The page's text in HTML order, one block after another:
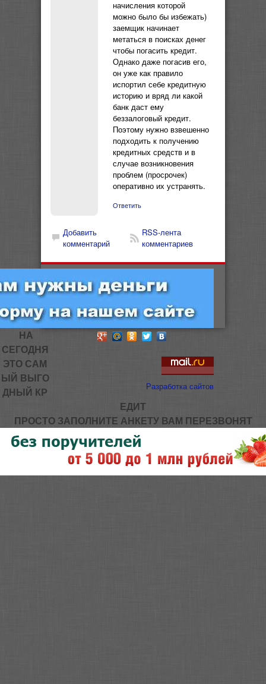
начисления которой
можно было бы избежать)
заемщик начинает
метаться в поисках денег
чтобы погасить кредит.
Однако даже погасив его,
он уже как правило
испортил себе кредитную
историю и вряд ли какой
банк даст ему
беззалоговый кредит.
Поэтому нужно взвешенно
подходить к получению
кредитных средств и в
случае возникновения
проблем (просрочек)
оперативно их устранять.
Ответить
Добавить
комментарий
RSS-лента
комментариев
Разработка сайтов
НА
СЕГОДНЯ
ЭТО САМ
ЫЙ ВЫГО
ДНЫЙ КР
ЕДИТ
ПРОСТО ЗАПОЛНИТЕ АНКЕТУ ВАМ ПЕРЕЗВОНЯТ